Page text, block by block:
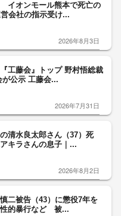
イオンモール熊本で死亡の
会社の指示受け...
2026年8月3日
工藤会』トップ 野村悟総裁
公示 工藤会...
2026年7月31日
清水良太郎さん（37）死
キラさんの息子｜...
2026年8月2日
二被告（43）に懲役7年を
的暴行など 被...